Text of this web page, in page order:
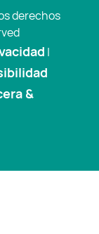
derechos
|
&